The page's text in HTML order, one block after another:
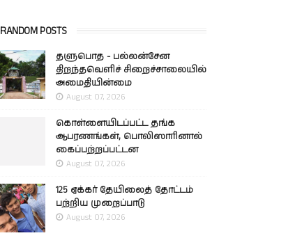
RANDOM POSTS
தளுபொத - பல்லன்சேன
திறந்தவெளிச் சிறைச்சாலையில்
அமைதியின்மை
August 07, 2026
கொள்ளையிடப்பட்ட தங்க
ஆபரணங்கள், பொலிஸாரினால்
கைப்பற்றப்பட்டன
August 07, 2026
125 ஏக்கர் தேயிலைத் தோட்டம்
பற்றிய முறைப்பாடு
August 07, 2026